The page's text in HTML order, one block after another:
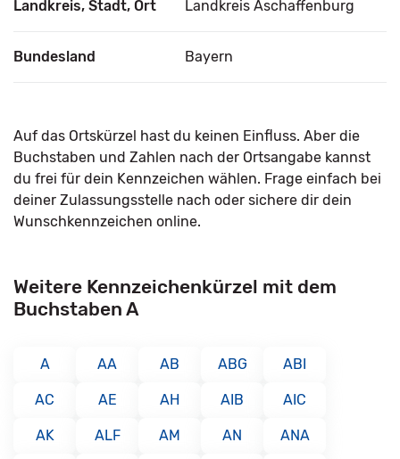
Landkreis, Stadt, Ort Landkreis Aschaffenburg
Bundesland Bayern
Auf das Ortskürzel hast du keinen Einfluss. Aber die
Buchstaben und Zahlen nach der Ortsangabe kannst
du frei für dein Kennzeichen wählen. Frage einfach bei
deiner Zulassungsstelle nach oder sichere dir dein
Wunschkennzeichen online.
Weitere Kennzeichenkürzel mit dem
Buchstaben A
A AA AB ABG ABI
AC AE AH AIB AIC
AK ALF AM AN ANA